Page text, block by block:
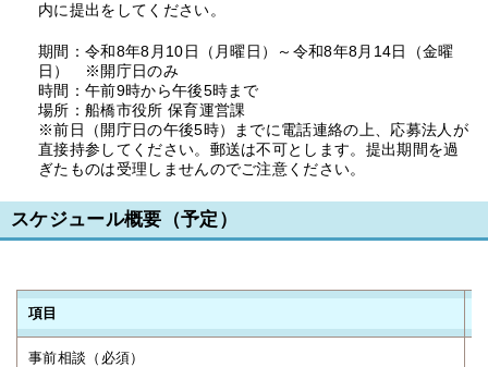
内に提出をしてください。
期間：令和8年8月10日（月曜日）～令和8年8月14日（金曜
日） ※開庁日のみ
時間：午前9時から午後5時まで
場所：船橋市役所 保育運営課
※前日（開庁日の午後5時）までに電話連絡の上、応募法人が
直接持参してください。郵送は不可とします。提出期間を過
ぎたものは受理しませんのでご注意ください。
スケジュール概要（予定）
項目
事前相談（必須）